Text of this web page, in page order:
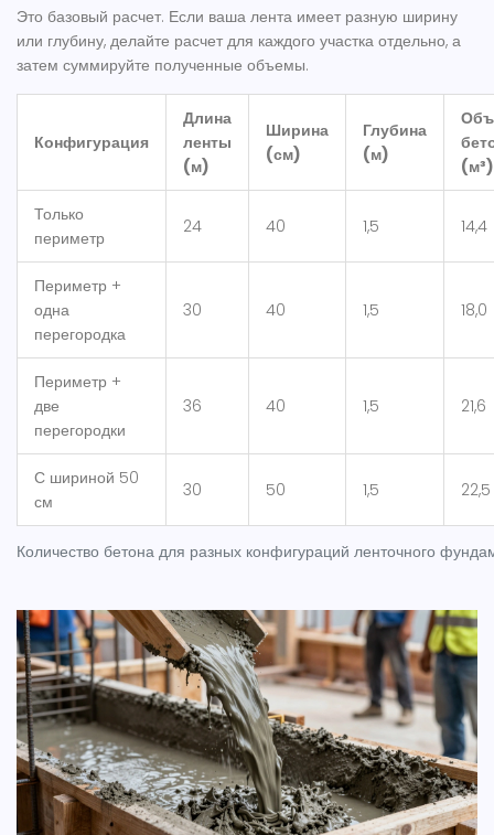
Это базовый расчет. Если ваша лента имеет разную ширину
или глубину, делайте расчет для каждого участка отдельно, а
затем суммируйте полученные объемы.
Количество бетона для разных конфигураций ленточного
Конфигурация
Длина
ленты
(м)
Ширина
(см)
Глубина
(м)
(м³)
Только
периметр
24 40 1,5 14,4
Периметр +
одна
перегородка
30 40 1,5 18,0
Периметр +
две
перегородки
36 40 1,5 21,6
С шириной 50
см
30 50 1,5 22,5